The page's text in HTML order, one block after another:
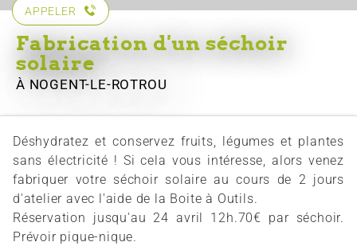
APPELER
Fabrication d'un séchoir
solaire
À NOGENT-LE-ROTROU
Déshydratez et conservez fruits, légumes et plantes
sans électricité ! Si cela vous intéresse, alors venez
fabriquer votre séchoir solaire au cours de 2 jours
d'atelier avec l'aide de la Boite à Outils.
Réservation jusqu'au 24 avril 12h.70€ par séchoir.
Prévoir pique-nique.